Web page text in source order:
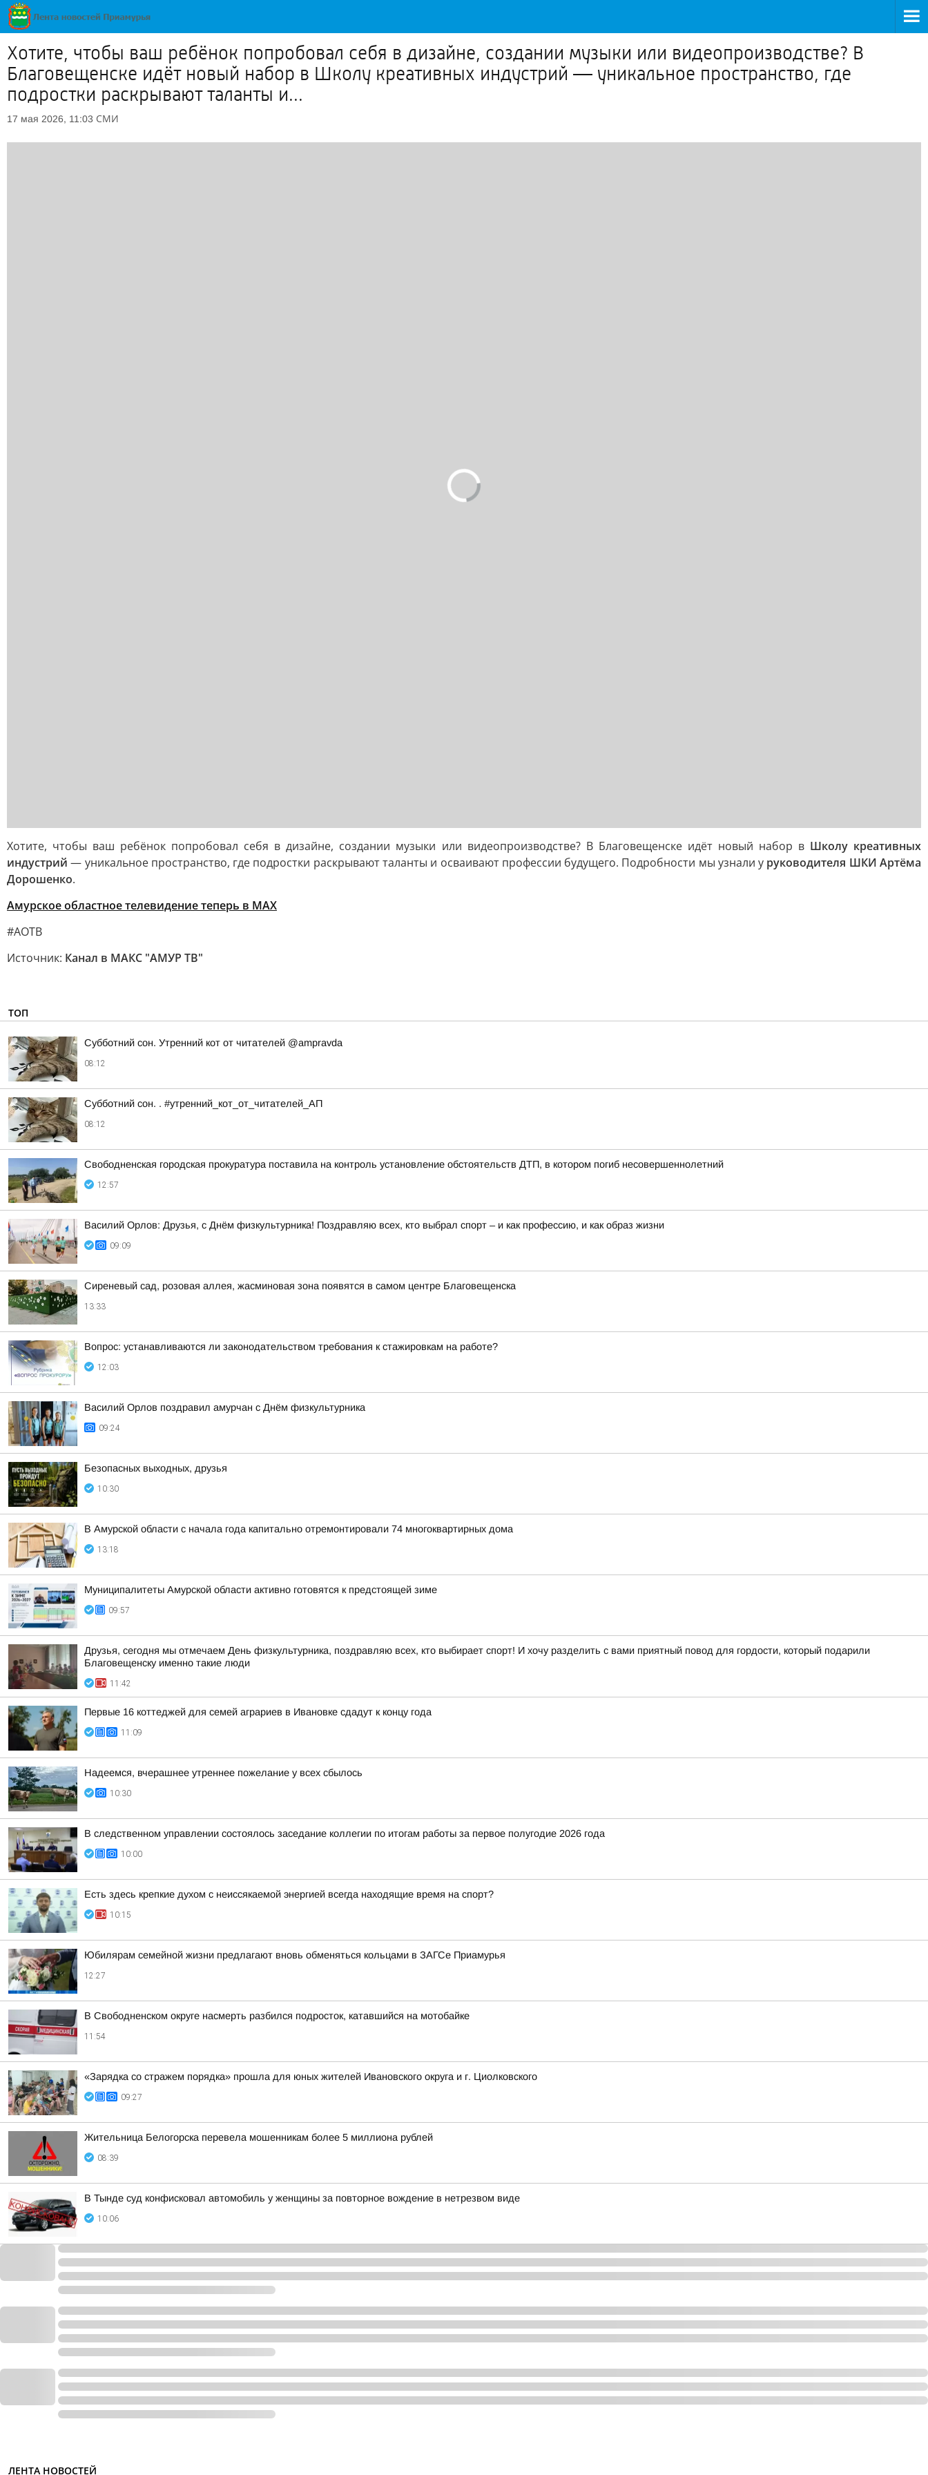
Хотите, чтобы ваш ребёнок попробовал себя в дизайне, создании музыки или видеопроизводстве? В
Благовещенске идёт новый набор в Школу креативных индустрий — уникальное пространство, где
подростки раскрывают таланты и...
17 мая 2026, 11:03 СМИ
Хотите, чтобы ваш ребёнок попробовал себя в дизайне, создании музыки или видеопроизводстве? В Благовещенске идёт новый набор в Школу креативных
индустрий — уникальное пространство, где подростки раскрывают таланты и осваивают профессии будущего. Подробности мы узнали у руководителя ШКИ Артёма
Дорошенко.
Амурское областное телевидение теперь в МАХ
#АОТВ
Источник: Канал в МАКС "АМУР ТВ"
ТОП
Субботний сон. Утренний кот от читателей @ampravda
08:12
Субботний сон. . #утренний_кот_от_читателей_АП
08:12
Свободненская городская прокуратура поставила на контроль установление обстоятельств ДТП, в котором погиб несовершеннолетний
12:57
Василий Орлов: Друзья, с Днём физкультурника! Поздравляю всех, кто выбрал спорт – и как профессию, и как образ жизни
09:09
Сиреневый сад, розовая аллея, жасминовая зона появятся в самом центре Благовещенска
13:33
Вопрос: устанавливаются ли законодательством требования к стажировкам на работе?
12:03
Василий Орлов поздравил амурчан с Днём физкультурника
09:24
Безопасных выходных, друзья
10:30
В Амурской области с начала года капитально отремонтировали 74 многоквартирных дома
13:18
Муниципалитеты Амурской области активно готовятся к предстоящей зиме
09:57
Друзья, сегодня мы отмечаем День физкультурника, поздравляю всех, кто выбирает спорт! И хочу разделить с вами приятный повод для гордости, который подарили
Благовещенску именно такие люди
11:42
Первые 16 коттеджей для семей аграриев в Ивановке сдадут к концу года
11:09
Надеемся, вчерашнее утреннее пожелание у всех сбылось
10:30
В следственном управлении состоялось заседание коллегии по итогам работы за первое полугодие 2026 года
10:00
Есть здесь крепкие духом с неиссякаемой энергией всегда находящие время на спорт?
10:15
Юбилярам семейной жизни предлагают вновь обменяться кольцами в ЗАГСе Приамурья
12:27
В Свободненском округе насмерть разбился подросток, катавшийся на мотобайке
11:54
«Зарядка со стражем порядка» прошла для юных жителей Ивановского округа и г. Циолковского
09:27
Жительница Белогорска перевела мошенникам более 5 миллиона рублей
08:39
В Тынде суд конфисковал автомобиль у женщины за повторное вождение в нетрезвом виде
10:06
ЛЕНТА НОВОСТЕЙ